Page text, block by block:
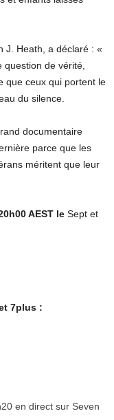
J. Heath, a déclaré : «
question de vérité,
que ceux qui portent le
du silence.
documentaire
parce que les
méritent que leur
AEST le Sept et
7plus :
en direct sur Seven